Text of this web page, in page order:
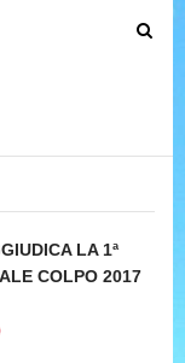
T
LA 1ª
COLPO 2017